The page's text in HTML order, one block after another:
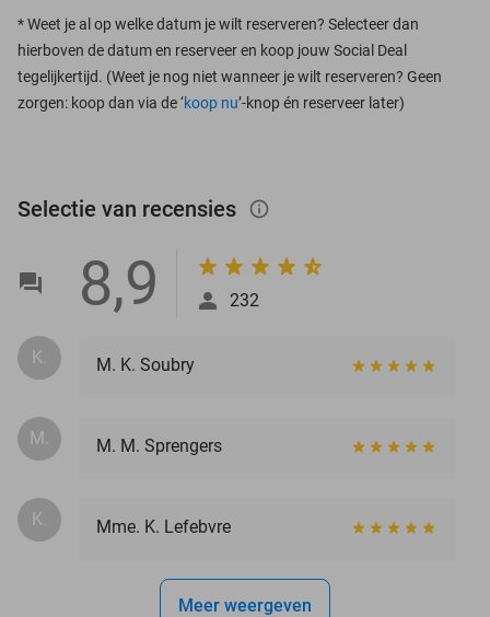
*Weet je al op welke datum je wilt reserveren? Selecteer dan
hierboven de datum en reserveer en koop jouw Social Deal
tegelijkertijd. (Weet je nog niet wanneer je wilt reserveren? Geen
zorgen: koop dan via de ‘koop nu’-knop én reserveer later)
Selectie van recensies info_outlined
8,9 232
K. M. K. Soubry
M. M. M. Sprengers
K. Mme. K. Lefebvre
Meer weergeven